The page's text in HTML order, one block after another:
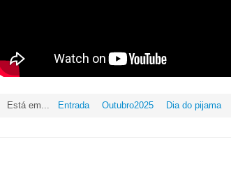
Está em... Entrada Outubro2025 Dia do pijama